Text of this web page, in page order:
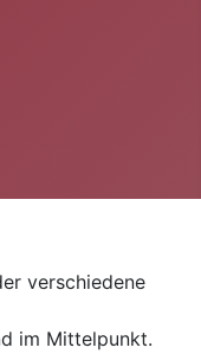
verschiedene
im Mittelpunkt.